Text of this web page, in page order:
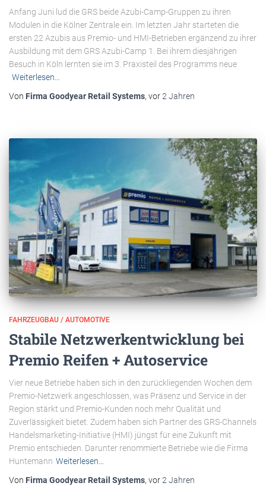
Anfang Juni lud die GRS beide Azubi-Camp-Gruppen zu ihren
Modulen in die Kölner Zentrale ein. Im letzten Jahr starteten die
ersten 22 Azubis aus Premio- und HMI-Betrieben ergänzend zu ihrer
Ausbildung mit dem GRS Azubi-Camp 1. Bei ihrem diesjährigen
Besuch in Köln lernten sie im 3. Praxisteil des Programms neue
Weiterlesen…
Von Firma Goodyear Retail Systems, vor2 Jahren
FAHRZEUGBAU / AUTOMOTIVE
Stabile Netzwerkentwicklung bei
Premio Reifen + Autoservice
Vier neue Betriebe haben sich in den zurückliegenden Wochen dem
Premio-Netzwerk angeschlossen, was Präsenz und Service in der
Region stärkt und Premio-Kunden noch mehr Qualität und
Zuverlässigkeit bietet. Zudem haben sich Partner des GRS-Channels
Handelsmarketing-Initiative (HMI) jüngst für eine Zukunft mit
Premio entschieden. Darunter renommierte Betriebe wie die Firma
Huntemann Weiterlesen…
Von Firma Goodyear Retail Systems, vor2 Jahren